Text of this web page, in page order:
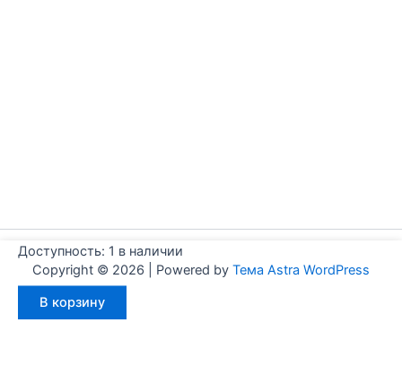
Copyright © 2026 | Powered by Тема Astra WordPress
Доступность: 1 в наличии
товара
В корзину